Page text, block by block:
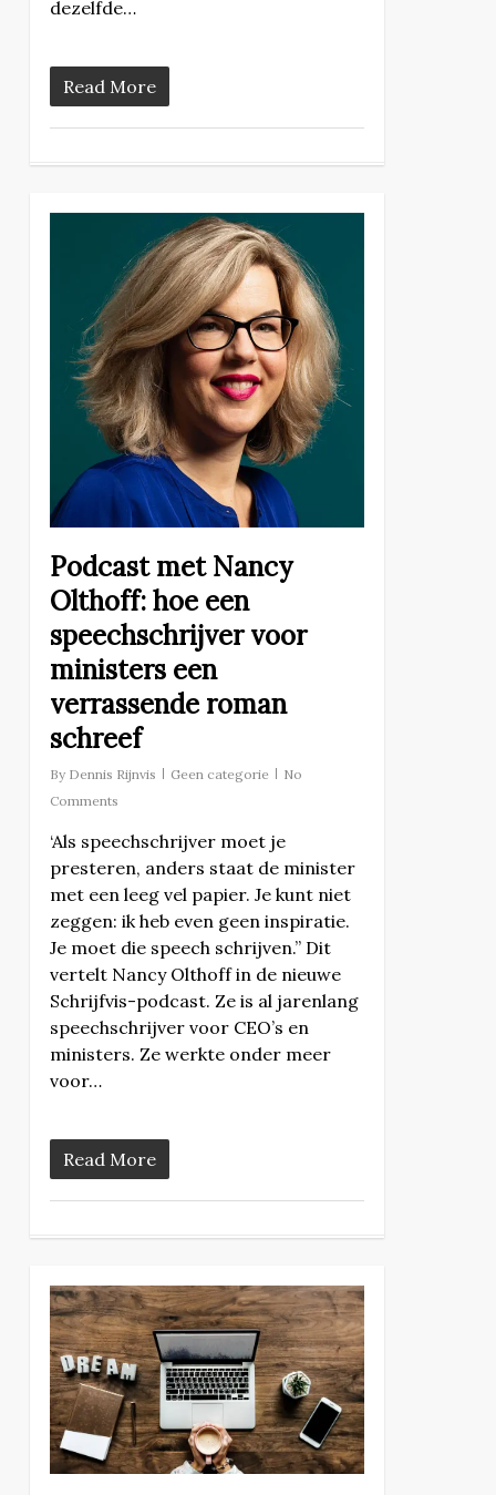
dezelfde…
Read More
Podcast met Nancy
Olthoff: hoe een
speechschrijver voor
ministers een
verrassende roman
schreef
By Dennis Rijnvis Geen categorie
No
Comments
‘Als speechschrijver moet je
presteren, anders staat de minister
met een leeg vel papier. Je kunt niet
zeggen: ik heb even geen inspiratie.
Je moet die speech schrijven.” Dit
vertelt Nancy Olthoff in de nieuwe
Schrijfvis-podcast. Ze is al jarenlang
speechschrijver voor CEO’s en
ministers. Ze werkte onder meer
voor…
Read More